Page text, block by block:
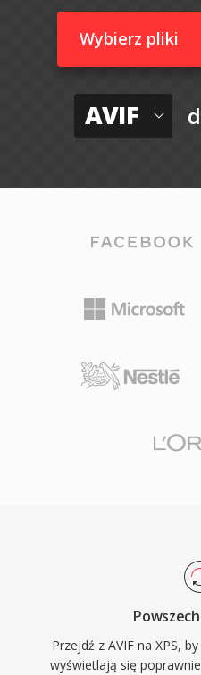
Wybierz pliki
AVIF
Przejdź z AVIF na XPS,
wyświetlają się